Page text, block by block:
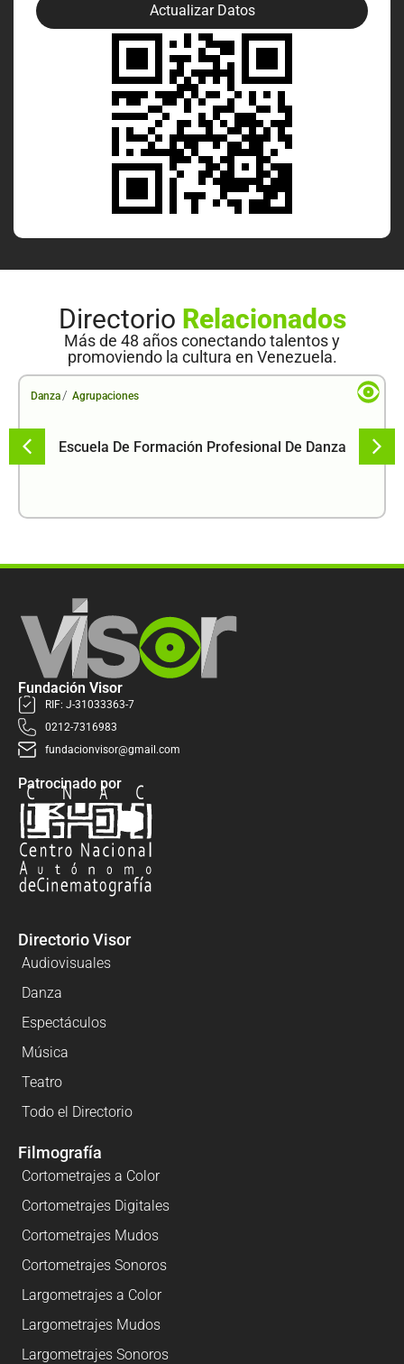
Actualizar Datos
Directorio Relacionados
Más de 48 años conectando talentos y
promoviendo la cultura en Venezuela.
Danza / Agrupaciones
Escuela De Formación Profesional De Danza
Fundación Visor
RIF: J-31033363-7
0212-7316983
fundacionvisor@gmail.com
Patrocinado por
Directorio Visor
Audiovisuales
Danza
Espectáculos
Música
Teatro
Todo el Directorio
Filmografía
Cortometrajes a Color
Cortometrajes Digitales
Cortometrajes Mudos
Cortometrajes Sonoros
Largometrajes a Color
Largometrajes Mudos
Largometrajes Sonoros